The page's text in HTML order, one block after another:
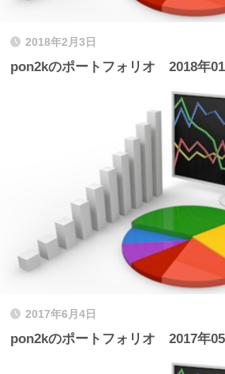
2018年2月3日
pon2kのポートフォリオ 2018年
2017年6月4日
pon2kのポートフォリオ 2017年